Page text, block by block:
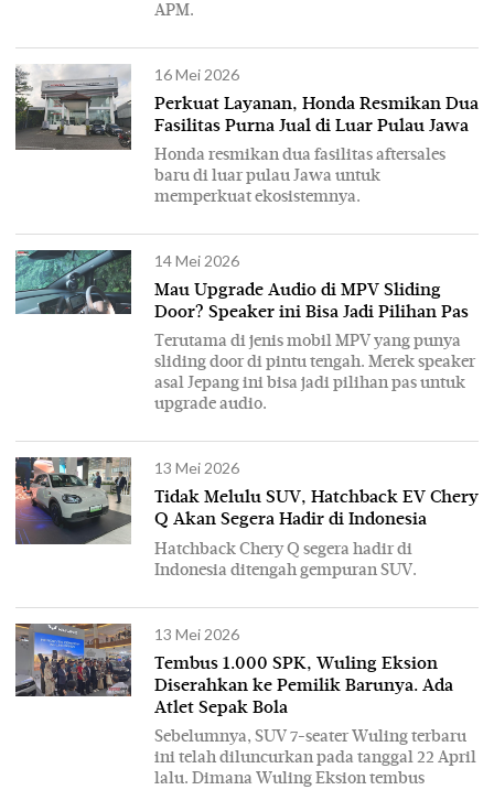
APM.
16 Mei 2026
Perkuat Layanan, Honda Resmikan Dua
Fasilitas Purna Jual di Luar Pulau Jawa
Honda resmikan dua fasilitas aftersales
baru di luar pulau Jawa untuk
memperkuat ekosistemnya.
14 Mei 2026
Mau Upgrade Audio di MPV Sliding
Door? Speaker ini Bisa Jadi Pilihan Pas
Terutama di jenis mobil MPV yang punya
sliding door di pintu tengah. Merek speaker
asal Jepang ini bisa jadi pilihan pas untuk
upgrade audio.
13 Mei 2026
Tidak Melulu SUV, Hatchback EV Chery
Q Akan Segera Hadir di Indonesia
Hatchback Chery Q segera hadir di
Indonesia ditengah gempuran SUV.
13 Mei 2026
Tembus 1.000 SPK, Wuling Eksion
Diserahkan ke Pemilik Barunya. Ada
Atlet Sepak Bola
Sebelumnya, SUV 7-seater Wuling terbaru
ini telah diluncurkan pada tanggal 22 April
lalu. Dimana Wuling Eksion tembus